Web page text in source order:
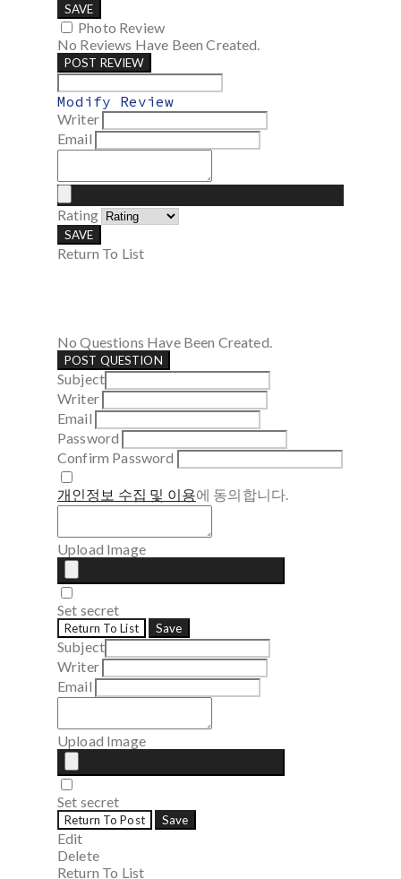
SAVE
Photo Review
No Reviews Have Been Created.
POST REVIEW
Modify Review
Writer
Email
Rating
SAVE
Return To List
No Questions Have Been Created.
POST QUESTION
Subject
Writer
Email
Password
Confirm Password
개인정보 수집 및 이용에 동의합니다.
Upload Image
Set secret
Return To List Save
Subject
Writer
Email
Upload Image
Set secret
Return To Post Save
Edit
Delete
Return To List